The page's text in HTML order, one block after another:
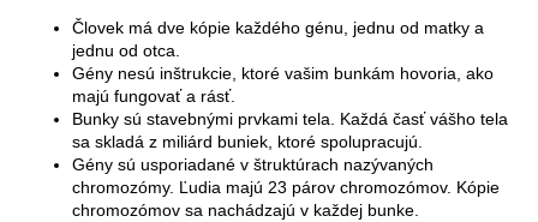
Človek má dve kópie každého génu, jednu od matky a
jednu od otca.
Gény nesú inštrukcie, ktoré vašim bunkám hovoria, ako
majú fungovať a rásť.
Bunky sú stavebnými prvkami tela. Každá časť vášho tela
sa skladá z miliárd buniek, ktoré spolupracujú.
Gény sú usporiadané v štruktúrach nazývaných
chromozómy. Ľudia majú 23 párov chromozómov. Kópie
chromozómov sa nachádzajú v každej bunke.
HĽADAŤ